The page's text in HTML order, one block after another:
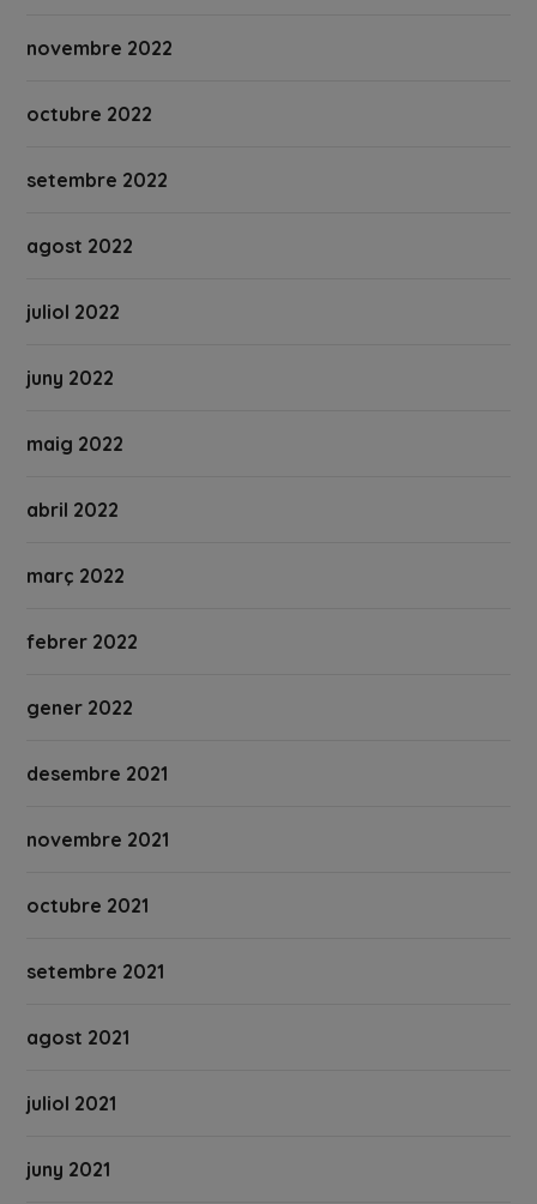
novembre 2022
octubre 2022
setembre 2022
agost 2022
juliol 2022
juny 2022
maig 2022
abril 2022
març 2022
febrer 2022
gener 2022
desembre 2021
novembre 2021
octubre 2021
setembre 2021
agost 2021
juliol 2021
juny 2021